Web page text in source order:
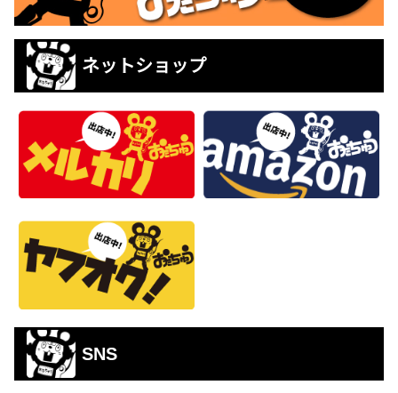
ネットショップ
SNS